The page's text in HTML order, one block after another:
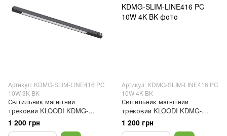
Артикул: KDMG-SLIM-LINE416 PC
10W 3K BK
Світильник магнітний
трековий KLOODI KDMG-
SLIM-LINE416 PC 10W 3K BK
1 200 грн
Артикул: KDMG-SLIM-LINE416 PC
10W 4K BK
Світильник магнітний
трековий KLOODI KDMG-
SLIM-LINE416 PC 10W 4K BK
1 200 грн